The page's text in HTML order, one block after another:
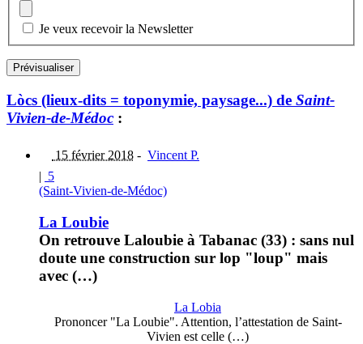
Je veux recevoir la Newsletter
Lòcs (lieux-dits = toponymie, paysage...) de Saint-
Vivien-de-Médoc :
15 février 2018 - Vincent P.
| 5
(Saint-Vivien-de-Médoc)
La Loubie
On retrouve Laloubie à Tabanac (33) : sans nul
doute une construction sur lop "loup" mais
avec (…)
La Lobia
Prononcer "La Loubie". Attention, l’attestation de Saint-
Vivien est celle (…)